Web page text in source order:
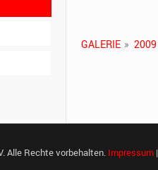
GALERIE » 2009
Alle Rechte vorbehalten. Impressum |